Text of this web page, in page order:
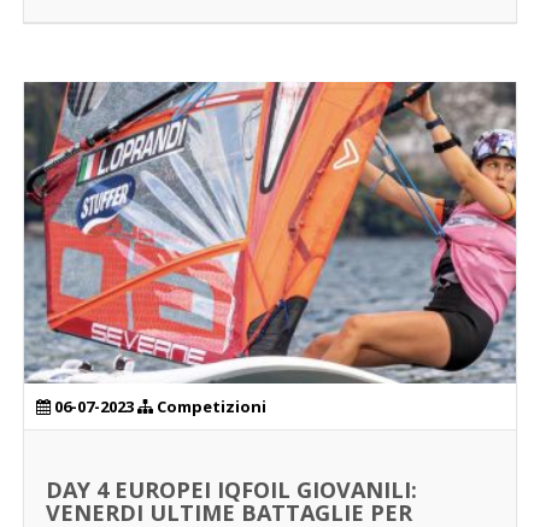
06-07-2023 Competizioni
DAY 4 EUROPEI IQFOIL GIOVANILI:
VENERDI ULTIME BATTAGLIE PER